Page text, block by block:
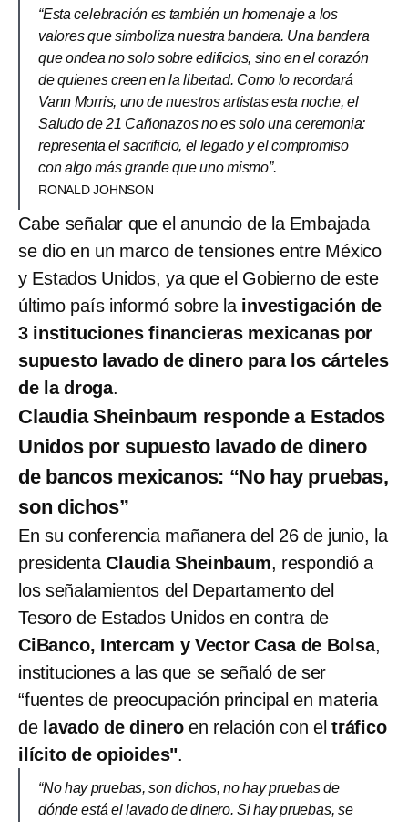
“Esta celebración es también un homenaje a los
valores que simboliza nuestra bandera. Una bandera
que ondea no solo sobre edificios, sino en el corazón
de quienes creen en la libertad. Como lo recordará
Vann Morris, uno de nuestros artistas esta noche, el
Saludo de 21 Cañonazos no es solo una ceremonia:
representa el sacrificio, el legado y el compromiso
con algo más grande que uno mismo”.
RONALD JOHNSON
Cabe señalar que el anuncio de la Embajada
se dio en un marco de tensiones entre México
y Estados Unidos, ya que el Gobierno de este
último país informó sobre la investigación de
3 instituciones financieras mexicanas por
supuesto lavado de dinero para los cárteles
de la droga.
Claudia Sheinbaum responde a Estados
Unidos por supuesto lavado de dinero
de bancos mexicanos: “No hay pruebas,
son dichos”
En su conferencia mañanera del 26 de junio, la
presidentaClaudia Sheinbaum, respondió a
los señalamientos del Departamento del
Tesoro de Estados Unidos en contra de
CiBanco, Intercam y Vector Casa de Bolsa,
instituciones a las que se señaló de ser
“fuentes de preocupación principal en materia
de lavado de dineroen relación con eltráfico
ilícito de opioides".
“No hay pruebas, son dichos, no hay pruebas de
dónde está el lavado de dinero. Si hay pruebas, se